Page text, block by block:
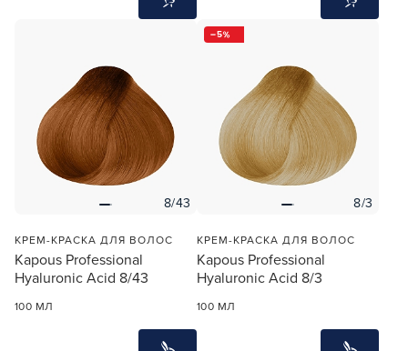
8/43
КРЕМ-КРАСКА ДЛЯ ВОЛОС
Kapous Professional
Hyaluronic Acid 8/43
100 МЛ
5
8/3
КРЕМ-КРАСКА ДЛЯ ВОЛОС
Kapous Professional
Hyaluronic Acid 8/3
100 МЛ